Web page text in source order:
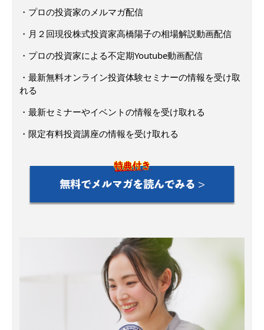
・プロの投資家のメルマガ配信
・月２回現役株式投資家高橋陽子の相場解説動画配信
・プロの投資家による不定期Youtube動画配信
・最新無料オンライン投資体験セミナーの情報を受け取
れる
・最新セミナーやイベントの情報を受け取れる
・限定有料投資講座の情報を受け取れる